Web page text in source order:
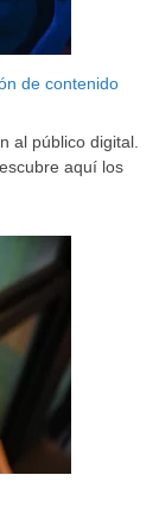
de contenido
al público digital.
aquí los